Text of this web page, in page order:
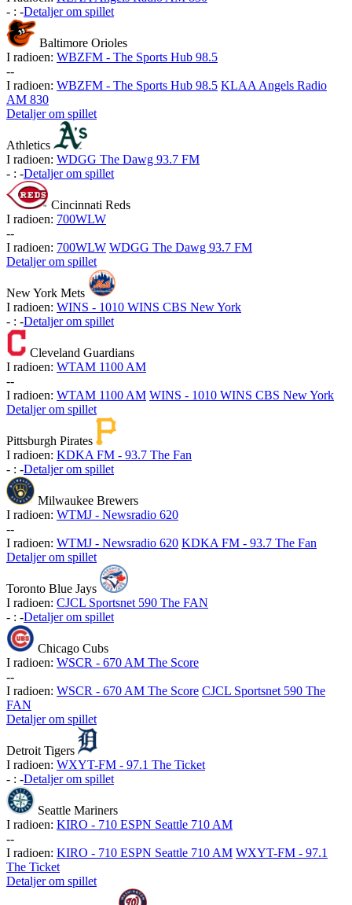
- : -Detaljer om spillet
Baltimore Orioles
I radioen: WBZFM - The Sports Hub 98.5
--
I radioen: WBZFM - The Sports Hub 98.5 KLAA Angels Radio
AM 830
Detaljer om spillet
Athletics
I radioen: WDGG The Dawg 93.7 FM
- : -Detaljer om spillet
Cincinnati Reds
I radioen: 700WLW
--
I radioen: 700WLW WDGG The Dawg 93.7 FM
Detaljer om spillet
New York Mets
I radioen: WINS - 1010 WINS CBS New York
- : -Detaljer om spillet
Cleveland Guardians
I radioen: WTAM 1100 AM
--
I radioen: WTAM 1100 AM WINS - 1010 WINS CBS New York
Detaljer om spillet
Pittsburgh Pirates
I radioen: KDKA FM - 93.7 The Fan
- : -Detaljer om spillet
Milwaukee Brewers
I radioen: WTMJ - Newsradio 620
--
I radioen: WTMJ - Newsradio 620 KDKA FM - 93.7 The Fan
Detaljer om spillet
Toronto Blue Jays
I radioen: CJCL Sportsnet 590 The FAN
- : -Detaljer om spillet
Chicago Cubs
I radioen: WSCR - 670 AM The Score
--
I radioen: WSCR - 670 AM The Score CJCL Sportsnet 590 The
FAN
Detaljer om spillet
Detroit Tigers
I radioen: WXYT-FM - 97.1 The Ticket
- : -Detaljer om spillet
Seattle Mariners
I radioen: KIRO - 710 ESPN Seattle 710 AM
--
I radioen: KIRO - 710 ESPN Seattle 710 AM WXYT-FM - 97.1
The Ticket
Detaljer om spillet